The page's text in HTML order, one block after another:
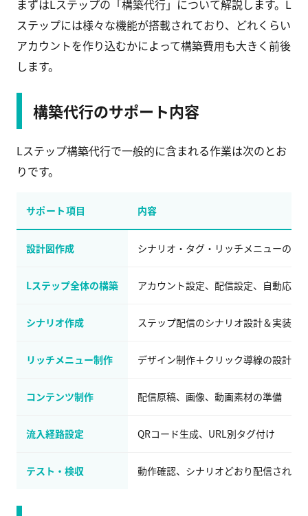
まずはLステップの「構築代行」について解説します。L
ステップには様々な機能が搭載されており、どれくらい
アカウントを作り込むかによって構築費用も大きく前後
します。
構築代行のサポート内容
Lステップ構築代行で一般的に含まれる作業は次のとお
りです。
サポート項目 内容
設計図作成 シナリオ・タグ・リッチメニューの全
Lステップ全体の構築 アカウント設定、配信設定、自動応答
シナリオ作成 ステップ配信のシナリオ設計＆実装
リッチメニュー制作 デザイン制作＋クリック導線の設計
コンテンツ制作 配信原稿、画像、動画素材の準備
流入経路設定 QRコード生成、URL別タグ付け
テスト・検収 動作確認、シナリオどおり配信される